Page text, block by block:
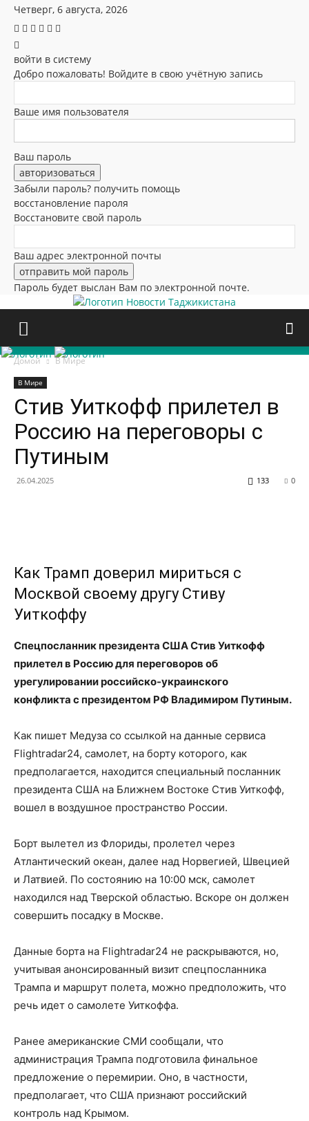
Четверг, 6 августа, 2026
войти в систему
Добро пожаловать! Войдите в свою учётную запись
Ваше имя пользователя
Ваш пароль
Забыли пароль? получить помощь
восстановление пароля
Восстановите свой пароль
Ваш адрес электронной почты
Пароль будет выслан Вам по электронной почте.
Новости Таджикистана
Домой В Мире
В Мире
Стив Уиткофф прилетел в
Россию на переговоры с
Путиным
26.04.2025 0
133
Как Трамп доверил мириться с
Москвой своему другу Стиву
Уиткоффу
Спецпосланник президента США Стив Уиткофф
прилетел в Россию для переговоров об
урегулировании российско-украинского
конфликта с президентом РФ Владимиром Путиным.
Как пишет Медуза со ссылкой на данные сервиса
Flightradar24, самолет, на борту которого, как
предполагается, находится специальный посланник
президента США на Ближнем Востоке Стив Уиткофф,
вошел в воздушное пространство России.
Борт вылетел из Флориды, пролетел через
Атлантический океан, далее над Норвегией, Швецией
и Латвией. По состоянию на 10:00 мск, самолет
находился над Тверской областью. Вскоре он должен
совершить посадку в Москве.
Данные борта на Flightradar24 не раскрываются, но,
учитывая анонсированный визит спецпосланника
Трампа и маршрут полета, можно предположить, что
речь идет о самолете Уиткоффа.
Ранее американские СМИ сообщали, что
администрация Трампа подготовила финальное
предложение о перемирии. Оно, в частности,
предполагает, что США признают российский
контроль над Крымом.